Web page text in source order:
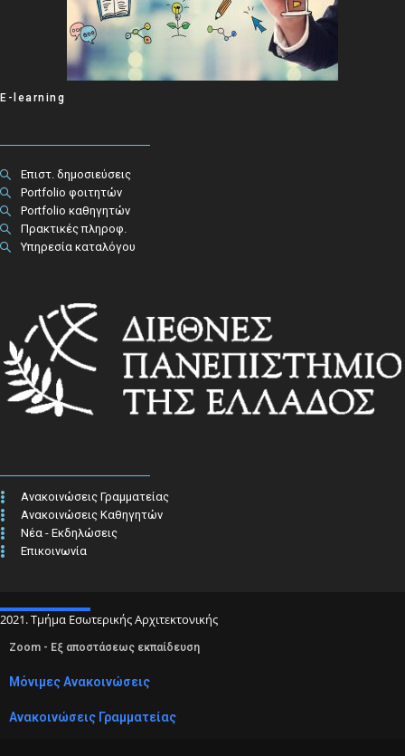
E-learning
Επιστ. δημοσιεύσεις
Portfolio φοιτητών
Portfolio καθηγητών
Πρακτικές πληροφ.​
Υπηρεσία καταλόγου
Ανακοινώσεις Γραμματείας
Ανακοινώσεις Καθηγητών
Νέα - Εκδηλώσεις
Επικοινωνία
2021. Τμήμα Εσωτερικής Αρχιτεκτονικής
Zoom - Εξ αποστάσεως εκπαίδευση
Μόνιμες Ανακοινώσεις
Ανακοινώσεις Γραμματείας